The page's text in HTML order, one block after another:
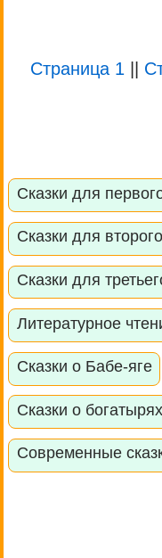
Страница 1
Сказки для
Сказки для
Сказки для
Литературное
Сказки о Бабе-яге
Сказки о
Современные